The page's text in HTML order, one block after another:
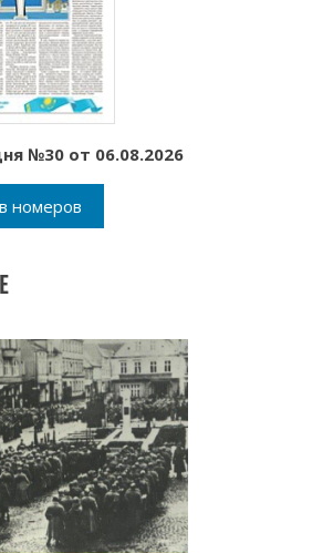
№30 от 06.08.2026
номеров